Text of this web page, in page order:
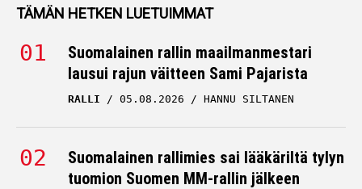
TÄMÄN HETKEN LUETUIMMAT
Suomalainen rallin maailmanmestari
lausui rajun väitteen Sami Pajarista
RALLI 05.08.2026 HANNU SILTANEN
Suomalainen rallimies sai lääkäriltä tylyn
tuomion Suomen MM-rallin jälkeen